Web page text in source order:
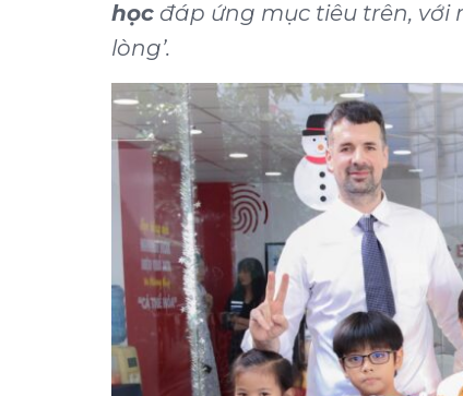
học đáp ứng mục tiêu trên, với
lòng’.